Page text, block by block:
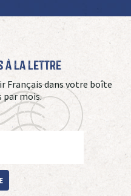
à La Lettre
Français dans votre boîte
par mois.